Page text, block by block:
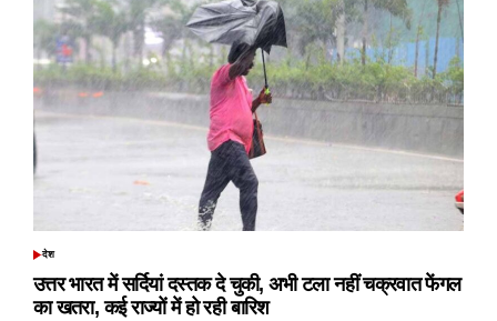
POSTED
देश
उत्तर भारत में सर्दियां दस्तक दे चुकी, अभी टला नहीं चक्रवात फेंगल
का खतरा, कई राज्यों में हो रही बारिश